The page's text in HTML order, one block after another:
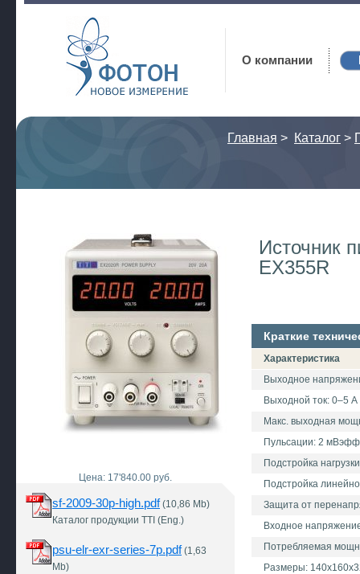
Фотон
О компании
Главная > Каталог >
Цена: 17'840.00 руб.
sf-2009-30p-high.pdf(10,86 Mb)
Каталог продукции TTI (Eng.)
psu-elr-exr-series-7p.pdf(1,63
Mb)
Источник
EX355R
Краткие
Характеристика
Выходное
Выходной ток: 0–5 A
Макс. выходная
Пульсации: 2
Подстройка
Подстройка
Защита от
Входное
Потребляемая
Размеры: